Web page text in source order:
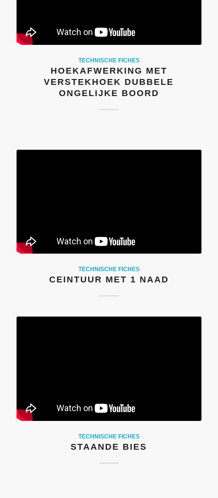
TECHNISCHE FICHES
HOEKAFWERKING MET
VERSTEKHOEK DUBBELE
ONGELIJKE BOORD
TECHNISCHE FICHES
CEINTUUR MET 1 NAAD
TECHNISCHE FICHES
STAANDE BIES